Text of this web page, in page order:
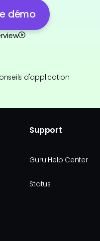
démo
d'application
Support
Guru Help Center
Status